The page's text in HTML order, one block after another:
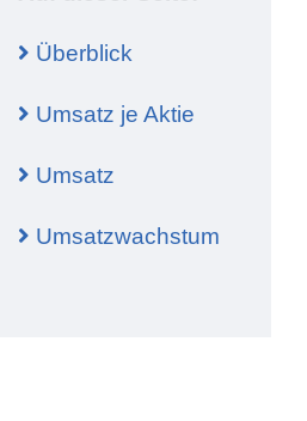
Zeitwert (bei Optionen)
Delta
IV Rank (Implied Volatility Rank)
Überblick
Umsatz je Aktie
Umsatz
Umsatzwachstum